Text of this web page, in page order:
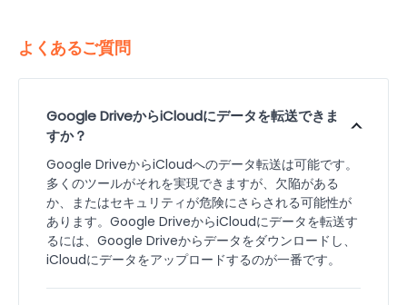
よくあるご質問
Google DriveからiCloudにデータを転送できま
すか？
Google DriveからiCloudへのデータ転送は可能です。
多くのツールがそれを実現できますが、欠陥がある
か、またはセキュリティが危険にさらされる可能性が
あります。Google DriveからiCloudにデータを転送す
るには、Google Driveからデータをダウンロードし、
iCloudにデータをアップロードするのが一番です。